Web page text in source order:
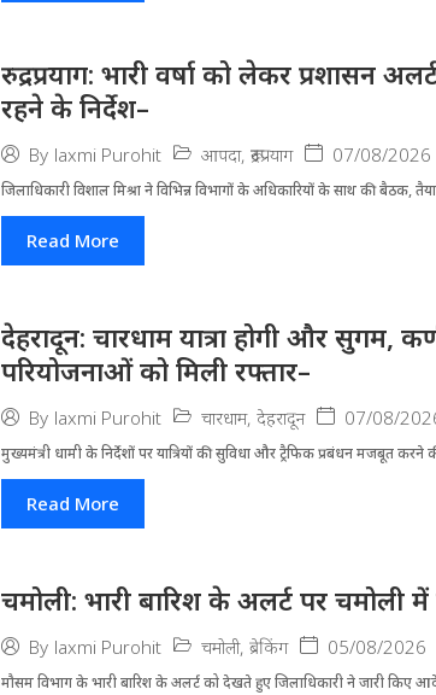
रुद्रप्रयाग: भारी वर्षा को लेकर प्रशासन
रहने के निर्देश–
By laxmi Purohit आपदा, रूद्रप्रयाग 07/08/2026
जिला​धिकारी विशाल मिश्रा ने वि​भिन्न विभागों के अ​धिकारियों के साथ की बैठक,
Read More
देहरादून: चारधाम यात्रा होगी और सुगम,
परियोजनाओं को मिली रफ्तार–
By laxmi Purohit चारधाम, देहरादून 07/08/
मुख्यमंत्री धामी के निर्देशों पर यात्रियों की सुविधा और ट्रैफिक प्रबंधन मजबूत करने
Read More
चमोली: भारी बारिश के अलर्ट पर
By laxmi Purohit चमोली, ब्रेकिंग 05/08/2026
मौसम विभाग के भारी बारिश के अलर्ट को देखते हुए जिला​धिकारी ने जारी किए